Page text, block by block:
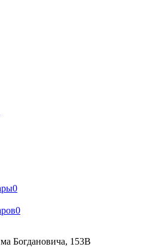
0
0
Богдановича, 153В